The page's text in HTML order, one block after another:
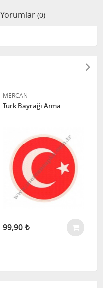
Yorumlar (0)
MERCAN
Türk Bayrağı Arma
99,90